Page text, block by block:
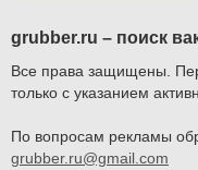
grubber.ru – поиск
Все права защищены.
только с указанием
По вопросам рекламы
grubber.ru@gmail.com